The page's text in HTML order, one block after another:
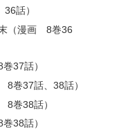
話）
（漫画 8巻36
37話）
巻37話、38話）
巻38話）
38話）